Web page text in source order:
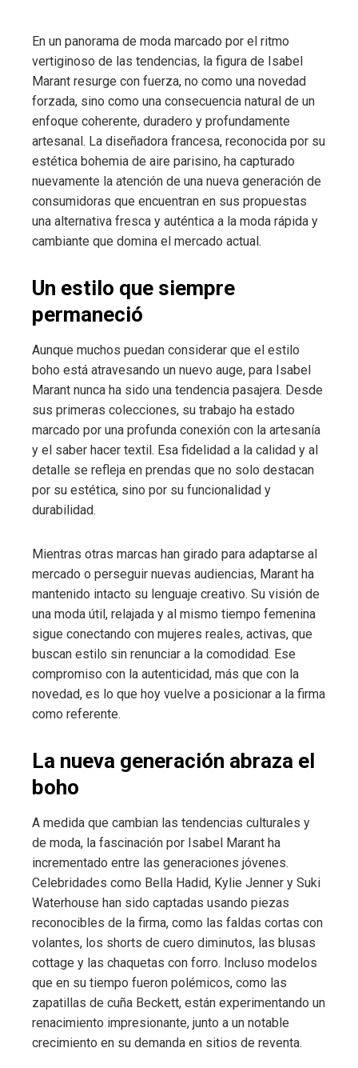
En un panorama de moda marcado por el ritmo
vertiginoso de las tendencias, la figura de Isabel
Marant resurge con fuerza, no como una novedad
forzada, sino como una consecuencia natural de un
enfoque coherente, duradero y profundamente
artesanal. La diseñadora francesa, reconocida por su
estética bohemia de aire parisino, ha capturado
nuevamente la atención de una nueva generación de
consumidoras que encuentran en sus propuestas
una alternativa fresca y auténtica a la moda rápida y
cambiante que domina el mercado actual.
Un estilo que siempre
permaneció
Aunque muchos puedan considerar que el estilo
boho está atravesando un nuevo auge, para Isabel
Marant nunca ha sido una tendencia pasajera. Desde
sus primeras colecciones, su trabajo ha estado
marcado por una profunda conexión con la artesanía
y el saber hacer textil. Esa fidelidad a la calidad y al
detalle se refleja en prendas que no solo destacan
por su estética, sino por su funcionalidad y
durabilidad.
Mientras otras marcas han girado para adaptarse al
mercado o perseguir nuevas audiencias, Marant ha
mantenido intacto su lenguaje creativo. Su visión de
una moda útil, relajada y al mismo tiempo femenina
sigue conectando con mujeres reales, activas, que
buscan estilo sin renunciar a la comodidad. Ese
compromiso con la autenticidad, más que con la
novedad, es lo que hoy vuelve a posicionar a la firma
como referente.
La nueva generación abraza el
boho
A medida que cambian las tendencias culturales y
de moda, la fascinación por Isabel Marant ha
incrementado entre las generaciones jóvenes.
Celebridades como Bella Hadid, Kylie Jenner y Suki
Waterhouse han sido captadas usando piezas
reconocibles de la firma, como las faldas cortas con
volantes, los shorts de cuero diminutos, las blusas
cottage y las chaquetas con forro. Incluso modelos
que en su tiempo fueron polémicos, como las
zapatillas de cuña Beckett, están experimentando un
renacimiento impresionante, junto a un notable
crecimiento en su demanda en sitios de reventa.